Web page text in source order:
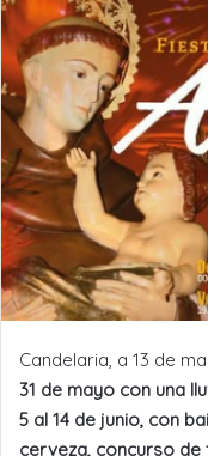
Candelaria, a 13 de
31 de mayo con una
5 al 14 de junio, con
cerveza, concurso